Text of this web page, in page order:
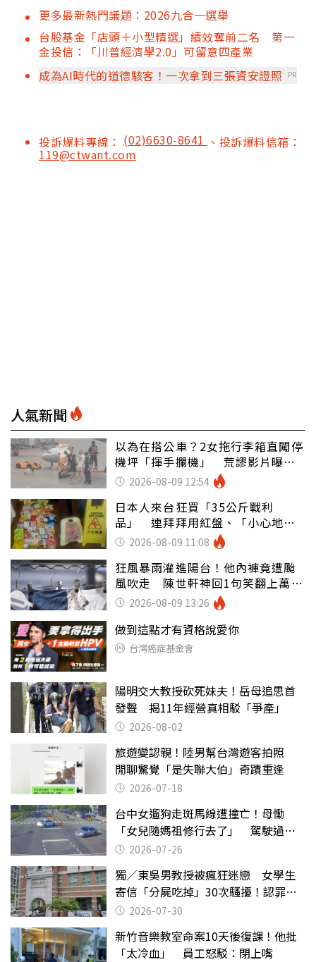
更多最新熱門議題：2026九合一選舉
台股基金「店頭＋小型精選」績效奪前二名 第一
金投信：「川普經濟學2.0」可留意四產業
成為AI時代的道德駭客！一次拿到三張資安證照
PR
投訴爆料專線： (02)6630-8641 、投訴爆料信箱：
119@ctwant.com
人氣新聞
以為在搭公車？2女拖行李箱直闖停
機坪「揮手攔機」 荒謬影片曝網
傻眼2026-08-09 12:54
日本人來台狂買「35公斤戰利
品」 連拜拜用紅盤、「小心地
滑」告示牌也帶回家
2026-08-09 11:08
狂風暴雨灌進陽台！他內褲竟遭颱
風吹走 陳世軒神回1句笑翻上萬網
友 2026-08-09 13:26
做到這點才有資格說愛你
台灣癌症基金會
陽明交大教授砍死妹夫！岳母追思首
發聲 揭11年經營真相駁「爭產」
2026-08-02
旅遊變認親！陸男幫台灣遊客拍照
閒聊驚覺「是失聯大伯」奇蹟重逢
2026-07-18
台中女遛狗走斑馬線遭撞亡！母慟
「女兒隨媽祖修行去了」 駕駛過失
致死判9月
2026-07-26
獨／東吳男教授被瘋狂迷戀 女學生
寄信「分屍吃掉」30次騷擾！認罪免
關 2026-07-30
新竹音樂教室命案10天後復課！他批
「太冷血」 員工怒駁：閉上嘴